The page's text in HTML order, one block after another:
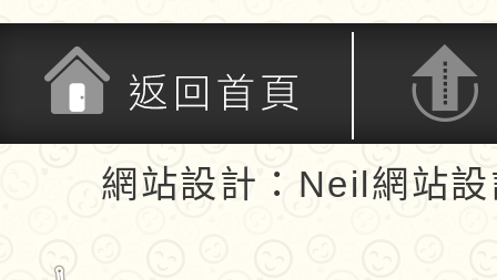
返回首頁 返回頂端
網站設計：Neil網站